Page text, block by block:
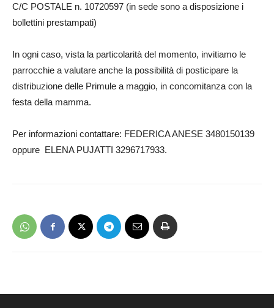
C/C POSTALE n. 10720597 (in sede sono a disposizione i
bollettini prestampati)
In ogni caso, vista la particolarità del momento, invitiamo le
parrocchie a valutare anche la possibilità di posticipare la
distribuzione delle Primule a maggio, in concomitanza con la
festa della mamma.
Per informazioni contattare: FEDERICA ANESE 3480150139
oppure ELENA PUJATTI 3296717933.